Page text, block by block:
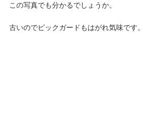
この写真でも分かるでしょうか。
古いのでピックガードもはがれ気味です。